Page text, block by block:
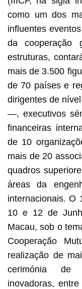
como um dos
influentes
da cooperação
estruturas,
mais de 3.500
de 70 países e
dirigentes de
—, executivos
financeiras
de 10
mais de 20
quadros
áreas da
internacionais. O
10 e 12 de
Macau, sob o
Cooperação
realização de
cerimónia de
inovadoras,